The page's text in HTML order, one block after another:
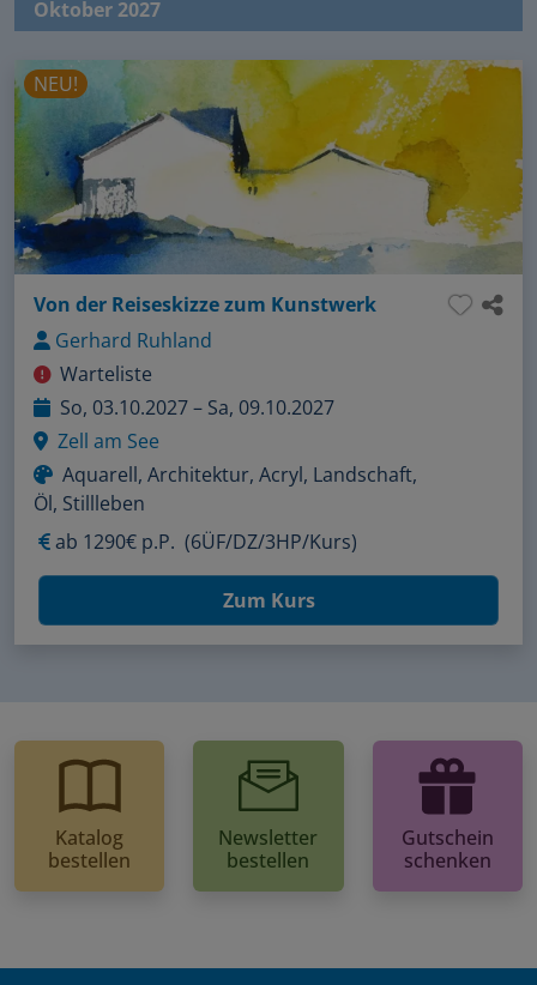
Oktober 2027
NEU!
Von der Reiseskizze zum Kunstwerk
Gerhard Ruhland
Warteliste
So, 03.10.2027 – Sa, 09.10.2027
Zell am See
Aquarell, Architektur, Acryl, Landschaft,
Öl, Stillleben
ab 1290€ p.P. (6ÜF/DZ/3HP/Kurs)
Zum Kurs
Katalog
bestellen
Newsletter
bestellen
Gutschein
schenken